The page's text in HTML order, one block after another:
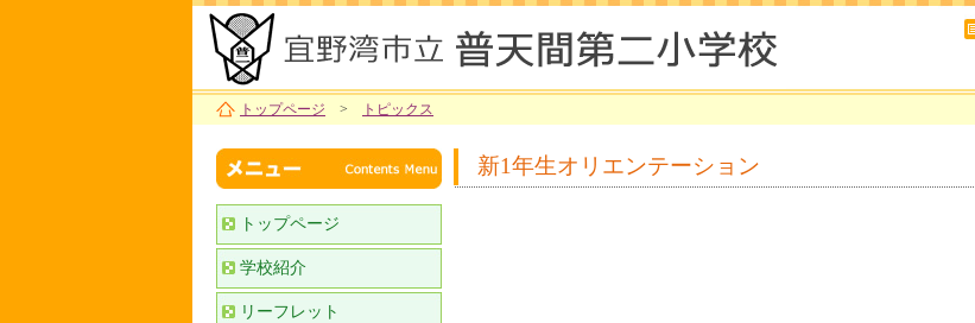
トップページ > トピックス
新1年生オリエンテーション
トップページ
学校紹介
リーフレット